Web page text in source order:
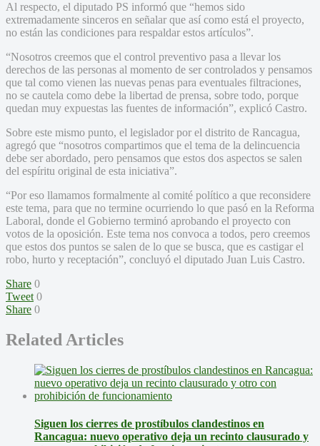
Al respecto, el diputado PS informó que “hemos sido
extremadamente sinceros en señalar que así como está el proyecto,
no están las condiciones para respaldar estos artículos”.
“Nosotros creemos que el control preventivo pasa a llevar los
derechos de las personas al momento de ser controlados y pensamos
que tal como vienen las nuevas penas para eventuales filtraciones,
no se cautela como debe la libertad de prensa, sobre todo, porque
quedan muy expuestas las fuentes de información”, explicó Castro.
Sobre este mismo punto, el legislador por el distrito de Rancagua,
agregó que “nosotros compartimos que el tema de la delincuencia
debe ser abordado, pero pensamos que estos dos aspectos se salen
del espíritu original de esta iniciativa”.
“Por eso llamamos formalmente al comité político a que reconsidere
este tema, para que no termine ocurriendo lo que pasó en la Reforma
Laboral, donde el Gobierno terminó aprobando el proyecto con
votos de la oposición. Este tema nos convoca a todos, pero creemos
que estos dos puntos se salen de lo que se busca, que es castigar el
robo, hurto y receptación”, concluyó el diputado Juan Luis Castro.
Share 0
Tweet 0
Share 0
Related Articles
Siguen los cierres de prostíbulos clandestinos en
Rancagua: nuevo operativo deja un recinto clausurado y